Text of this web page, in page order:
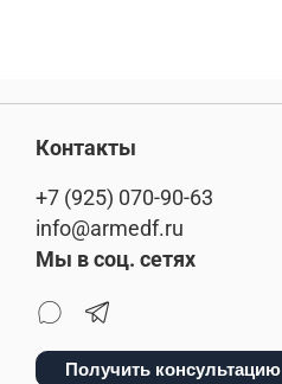
Контакты
+7 (925) 070-90-63
info@armedf.ru
Мы в соц. сетях
Получить консультацию